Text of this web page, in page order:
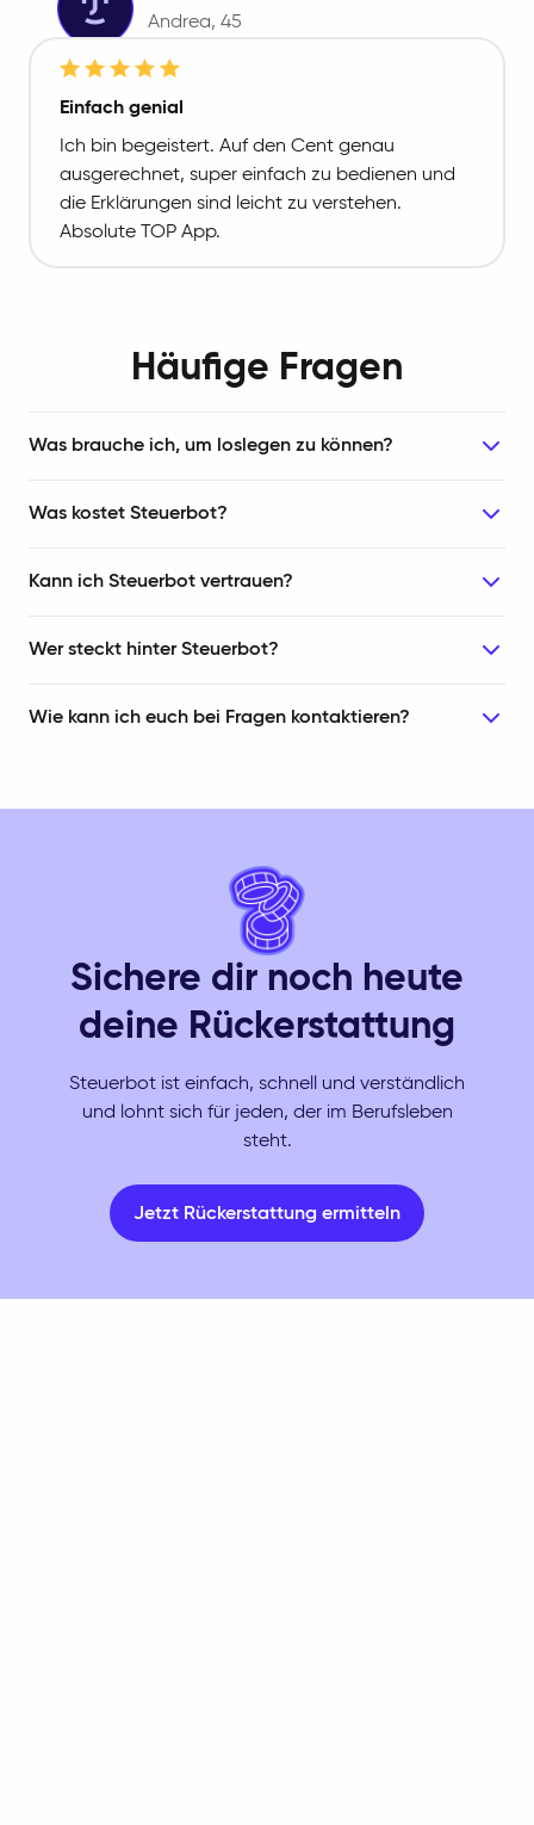
Andrea, 45
Einfach genial
Ich bin begeistert. Auf den Cent genau
ausgerechnet, super einfach zu bedienen und
die Erklärungen sind leicht zu verstehen.
Absolute TOP App.
Häufige Fragen
Was brauche ich, um loslegen zu können?
Was kostet Steuerbot?
Kann ich Steuerbot vertrauen?
Wer steckt hinter Steuerbot?
Wie kann ich euch bei Fragen kontaktieren?
Sichere dir noch heute
deine Rückerstattung
Steuerbot ist einfach, schnell und verständlich
und lohnt sich für jeden, der im Berufsleben
steht.
Jetzt Rückerstattung ermitteln